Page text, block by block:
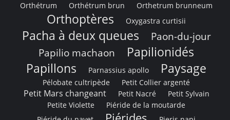
Orthétrum Orthétrum brun Orthetrum brunneum
Orthoptères Oxygastra curtisii
Pacha à deux queues
Paon-du-jour
Papilio machaon
Papilionidés
Papillons
Parnassius apollo Paysage
Pélobate cultripède Petit Collier argenté
Petit Mars changeant Petit Nacré
Petit Sylvain
Petite Violette
Piéride de la moutarde